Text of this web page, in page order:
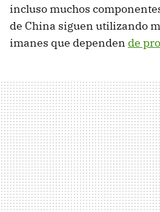
incluso muchos
de China siguen utilizando
imanes que dependen de